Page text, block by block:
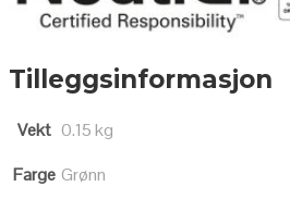
Tilleggsinformasjon
Vekt 0.15 kg
Farge Grønn